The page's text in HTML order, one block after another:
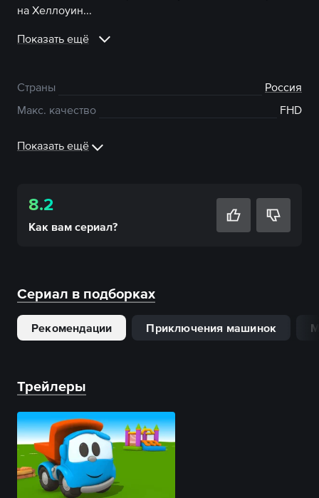
на Хеллоуин...
Показать ещё
Страны
Россия
Макс. качество
FHD
Показать ещё
8.2
Как вам сериал?
Сериал в подборках
Рекомендации Приключения машинок
Трейлеры